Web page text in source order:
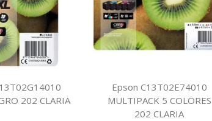
202 CLARIA
Epson C13T02E74010
MULTIPACK 5 COLORES
202 CLARIA